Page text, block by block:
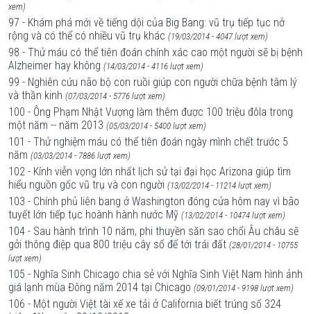
xem)
97 - Khám phá mới về tiếng dội của Big Bang: vũ trụ tiếp tục nở
rộng và có thể có nhiều vũ trụ khác (19/03/2014 - 4047 lượt xem)
98 - Thử máu có thể tiên đoán chính xác cao một người sẽ bị bệnh
Alzheimer hay không (14/03/2014 - 4116 lượt xem)
99 - Nghiên cứu não bộ con ruồi giúp con người chữa bệnh tâm lý
và thần kinh (07/03/2014 - 5776 lượt xem)
100 - Ông Phạm Nhật Vượng làm thêm được 100 triệu đôla trong
một năm -- năm 2013 (05/03/2014 - 5400 lượt xem)
101 - Thử nghiệm máu có thể tiên đoán ngày mình chết trước 5
năm (03/03/2014 - 7886 lượt xem)
102 - Kính viễn vọng lớn nhất lịch sử tại đại học Arizona giúp tìm
hiểu nguồn gốc vũ trụ và con người (13/02/2014 - 11214 lượt xem)
103 - Chính phủ liên bang ở Washington đóng cửa hôm nay vì bão
tuyết lớn tiếp tục hoành hành nước Mỹ (13/02/2014 - 10474 lượt xem)
104 - Sau hành trình 10 năm, phi thuyền săn sao chổi Âu châu sẽ
gởi thông điệp qua 800 triệu cây số để tới trái đất (28/01/2014 - 10755
lượt xem)
105 - Nghĩa Sinh Chicago chia sẻ với Nghĩa Sinh Việt Nam hình ảnh
giá lạnh mùa Đông năm 2014 tại Chicago (09/01/2014 - 9198 lượt xem)
106 - Một người Việt tài xế xe tải ở California biết trúng số 324